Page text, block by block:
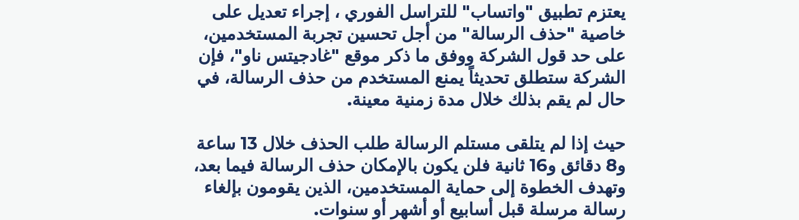
يعتزم تطبيق "واتساب" للتراسل الفوري ، إجراء تعديل على
خاصية "حذف الرسالة" من أجل تحسين تجربة المستخدمين،
على حد قول الشركة ووفق ما ذكر موقع "غادجيتس ناو"، فإن
الشركة ستطلق تحديثاً يمنع المستخدم من حذف الرسالة، في
حال لم يقم بذلك خلال مدة زمنية معينة.
حيث إذا لم يتلقى مستلم الرسالة طلب الحذف خلال 13 ساعة
و8 دقائق و16 ثانية فلن يكون بالإمكان حذف الرسالة فيما بعد،
وتهدف الخطوة إلى حماية المستخدمين، الذين يقومون بإلغاء
رسالة مرسلة قبل أسابيع أو أشهر أو سنوات.